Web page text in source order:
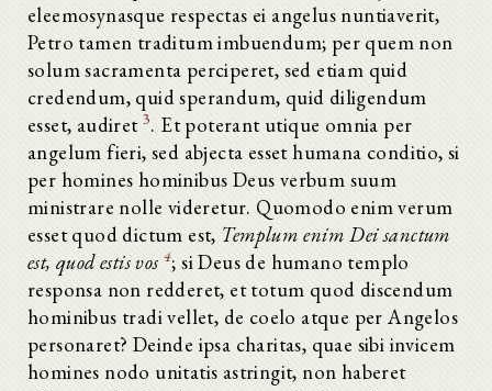
eleemosynasque respectas ei angelus nuntiaverit,
Petro tamen traditum imbuendum; per quem non
solum sacramenta perciperet, sed etiam quid
credendum, quid sperandum, quid diligendum
esset, audiret3. Et poterant utique omnia per
angelum fieri, sed abjecta esset humana conditio, si
per homines hominibus Deus verbum suum
ministrare nolle videretur. Quomodo enim verum
esset quod dictum est, Templum enim Dei sanctum
est, quod estis vos4; si Deus de humano templo
responsa non redderet, et totum quod discendum
hominibus tradi vellet, de coelo atque per Angelos
personaret? Deinde ipsa charitas, quae sibi invicem
homines nodo unitatis astringit, non haberet